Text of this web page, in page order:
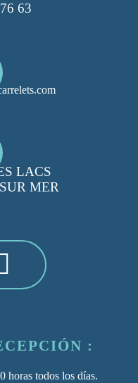
63
LACS
MER
:
horas todos los días.